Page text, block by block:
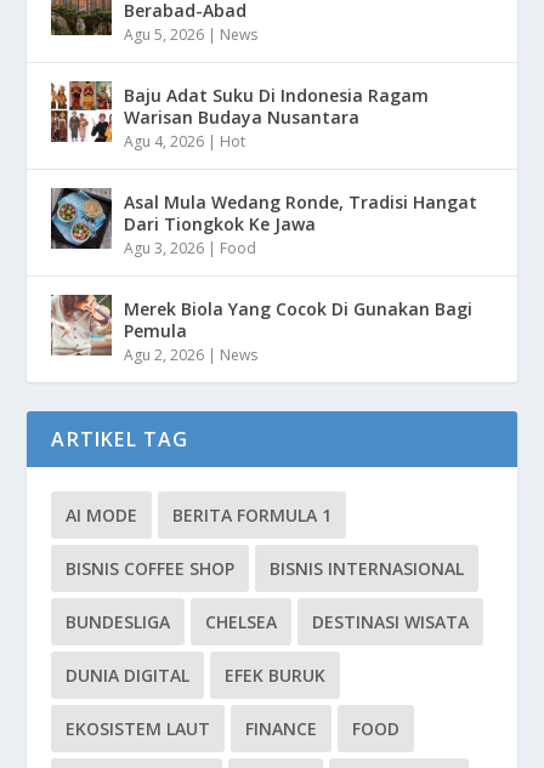
Berabad-Abad
Agu 5, 2026 | News
Baju Adat Suku Di Indonesia Ragam
Warisan Budaya Nusantara
Agu 4, 2026 | Hot
Asal Mula Wedang Ronde, Tradisi Hangat
Dari Tiongkok Ke Jawa
Agu 3, 2026 | Food
Merek Biola Yang Cocok Di Gunakan Bagi
Pemula
Agu 2, 2026 | News
ARTIKEL TAG
AI MODE BERITA FORMULA 1
BISNIS COFFEE SHOP BISNIS INTERNASIONAL
BUNDESLIGA CHELSEA DESTINASI WISATA
DUNIA DIGITAL EFEK BURUK
EKOSISTEM LAUT FINANCE FOOD